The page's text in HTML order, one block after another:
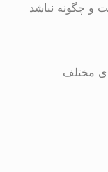
و چگونه نباشد
مختلف